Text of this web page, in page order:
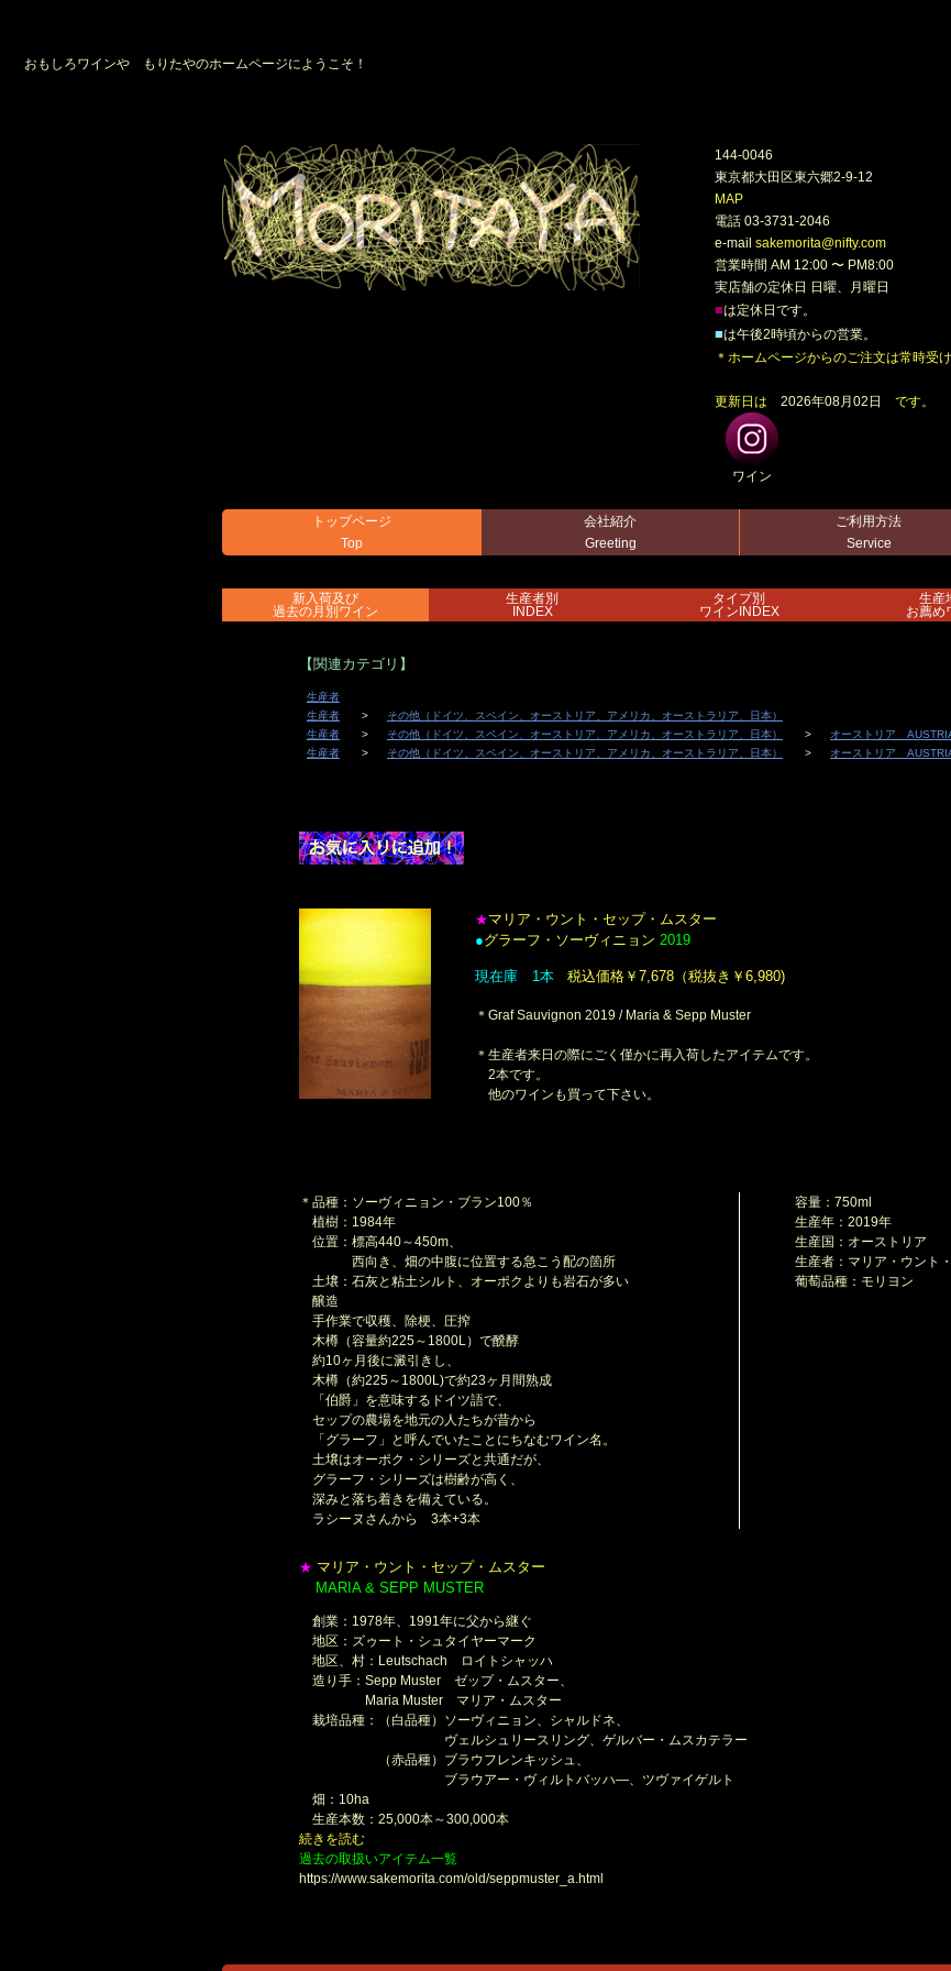
おもしろワインや もりたやのホームページにようこそ！
144-0046
東京都大田区東六郷2-9-12
MAP
電話 03-3731-2046
e-mail sakemorita@nifty.com
営業時間 AM 12:00 〜 PM8:00
実店舗の定休日 日曜、月曜日
■は定休日です。
■は午後2時頃からの営業。
＊ホームページからのご注文は常時受
更新日は 2026年08月02日 です。
ワイン
トップページ
Top
会社紹介
Greeting
ご利用方法
Service
新入荷及び
過去の月別ワイン
生産者別
INDEX
タイプ別
ワインINDEX
生産
お薦め
【関連カテゴリ】
生産者
生産者
その他（ドイツ、スペイン、オーストリア、アメリカ、オーストラリア、日本）
生産者
その他（ドイツ、スペイン、オーストリア、アメリカ、オーストラリア、日本）
オーストリア
生産者
その他（ドイツ、スペイン、オーストリア、アメリカ、オーストラリア、日本） オーストリア
★マリア・ウント・セップ・ムスター
●グラーフ・ソーヴィニョン 2019
現在庫 1本 税込価格￥7,678（税抜き￥6,980)
＊Graf Sauvignon 2019 / Maria & Sepp Muster
＊生産者来日の際にごく僅かに再入荷したアイテムです。
2本です。
他のワインも買って下さい。
＊品種：ソーヴィニョン・ブラン100％
植樹：1984年
位置：標高440～450m、
西向き、畑の中腹に位置する急こう配の箇所
土壌：石灰と粘土シルト、オーポクよりも岩石が多い
醸造
手作業で収穫、除梗、圧搾
木樽（容量約225～1800L）で醗酵
約10ヶ月後に澱引きし、
木樽（約225～1800L)で約23ヶ月間熟成
「伯爵」を意味するドイツ語で、
セップの農場を地元の人たちが昔から
「グラーフ」と呼んでいたことにちなむワイン名。
土壌はオーポク・シリーズと共通だが、
グラーフ・シリーズは樹齢が高く、
深みと落ち着きを備えている。
ラシーヌさんから 3本+3本
容量：750ml
生産年：2019年
生産国：オーストリア
生産者：マリア・ウント
葡萄品種：モリヨン
★ マリア・ウント・セップ・ムスター
MARIA & SEPP MUSTER
創業：1978年、1991年に父から継ぐ
地区：ズゥート・シュタイヤーマーク
地区、村：Leutschach ロイトシャッハ
造り手：Sepp Muster ゼップ・ムスター、
Maria Muster マリア・ムスター
栽培品種：（白品種）ソーヴィニョン、シャルドネ、
ヴェルシュリースリング、ゲルバー・ムスカテラー
（赤品種）ブラウフレンキッシュ、
ブラウアー・ヴィルトバッハ―、ツヴァイゲルト
畑：10ha
生産本数：25,000本～300,000本
続きを読む
過去の取扱いアイテム一覧
https://www.sakemorita.com/old/seppmuster_a.html